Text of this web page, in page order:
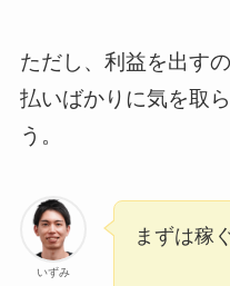
ただし、利益を出す
払いばかりに気を取
う。
いずみ
まずは稼